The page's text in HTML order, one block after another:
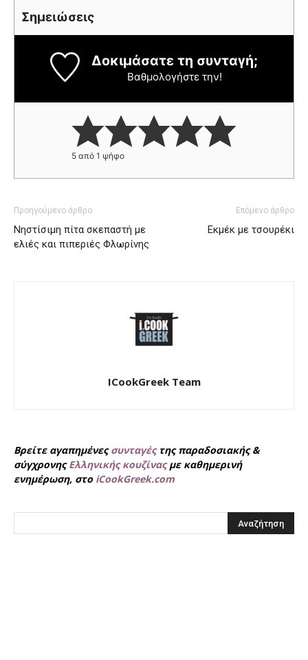
Σημειώσεις
Δοκιμάσατε τη συνταγή;
Βαθμολογήστε την!
5 από 1 ψήφο
Προηγούμενο άρθρο
Νηστίσιμη πίτα σκεπαστή με
ελιές και πιπεριές Φλωρίνης
Επόμενο άρθρο
Εκμέκ με τσουρέκι
ICookGreek Team
Βρείτε αγαπημένεςσυνταγέςτης παραδοσιακής &
σύγχρονηςΕλληνικής κουζίναςμε καθημερινή
ενημέρωση, στο iCookGreek.com